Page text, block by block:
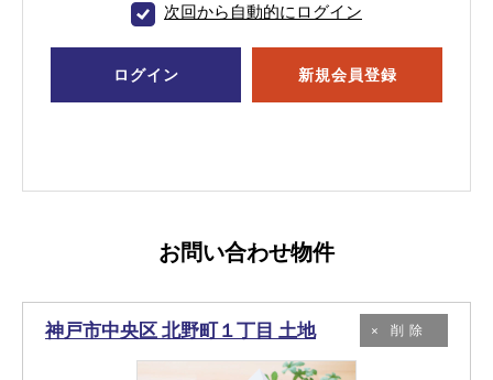
次回から自動的にログイン
ログイン 新規会員登録
お問い合わせ物件
神戸市中央区 北野町１丁目 土地 削除